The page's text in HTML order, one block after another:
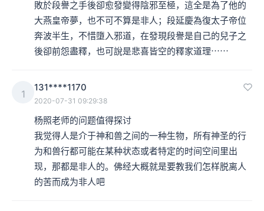
敗於段譽之手後卻愈發變得陰邪至極，這全是為了他的
大燕皇帝夢，也不可不算是非人；段延慶為復太子帝位
奔波半生，不惜墮入邪道，在發現段譽是自己的兒子之
後卻前怨盡釋，也可說是悲喜皆空的釋家道理⋯⋯
1
131****1170
2020-07-31 09:29:38
杨照老师的问题值得探讨
我觉得人是介于神和兽之间的一种生物，所有神圣的行
为和兽行都可能在某种状态或者特定的时间空间里出
现，那都是非人的。佛经大概就是要教我们怎样脱离人
的苦而成为非人吧